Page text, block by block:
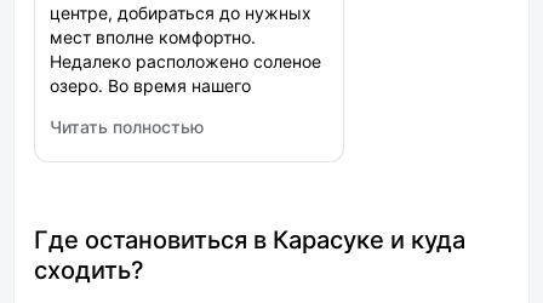
центре, добираться до нужных
мест вполне комфортно.
Недалеко расположено соленое
озеро. Во время нашего
особенно по вечерам, видимо
постояльцев немного. Номер
личной гигиены. К сожалению
щеток и пасты не было. Есть
отдельная кухня, при желании
Читать полностью
: Персона
Где остановиться в Карасуке и куда
сходить?